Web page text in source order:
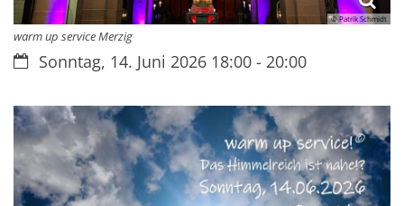
© Patrik Schmidt
warm up service Merzig
Datum:Sonntag, 14. Juni 2026 18:00 - 20:00